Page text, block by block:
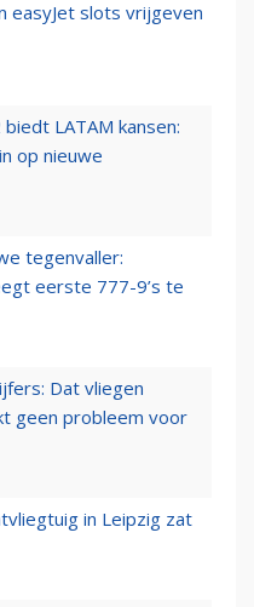
easyJet slots vrijgeven
LATAM kansen:
op nieuwe
tegenvaller:
eerste 777-9’s te
Dat vliegen
geen probleem voor
in Leipzig zat